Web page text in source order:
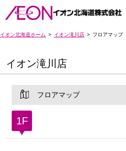
イオン北海道ホーム イオン滝川店 フロアマップ
イオン滝川店
フロアマップ
1F